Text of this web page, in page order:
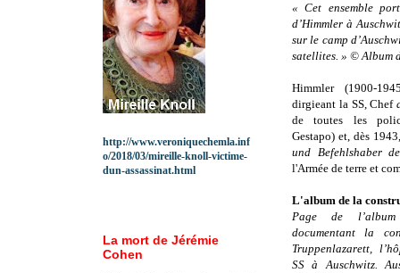
« Cet ensemble
d’Himmler à
sur le camp
satellites. » © Album
Himmler (1900-
dirgieant la SS, Chef
de toutes les
Gestapo) et, dès
und Befehlshaber
l'Armée de terre et
L'album de la
Page de l’album
documentant la
Truppenlazarett,
SS à Auschwitz.
http://www.veroniquechemla.inf
o/2018/03/mireille-knoll-victime-
dun-assassinat.html
La mort de Jérémie
Cohen